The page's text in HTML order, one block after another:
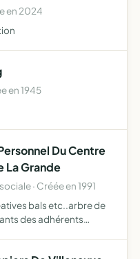
en 2024
en 1945
Du Centre
La Grande
· Créée en 1991
bals etc..arbre de
des adhérents